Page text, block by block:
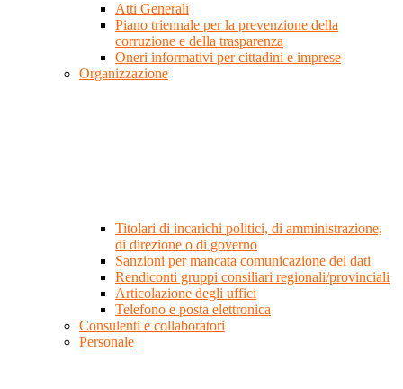
Atti Generali
Piano triennale per la prevenzione della
corruzione e della trasparenza
Oneri informativi per cittadini e imprese
Organizzazione
Titolari di incarichi politici, di amministrazione,
di direzione o di governo
Sanzioni per mancata comunicazione dei dati
Rendiconti gruppi consiliari regionali/provinciali
Articolazione degli uffici
Telefono e posta elettronica
Consulenti e collaboratori
Personale